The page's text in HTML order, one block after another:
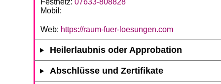
Mobil:
Web: https://raum-fuer-loesungen.com
Heilerlaubnis oder Approbation
Abschlüsse und Zertifikate